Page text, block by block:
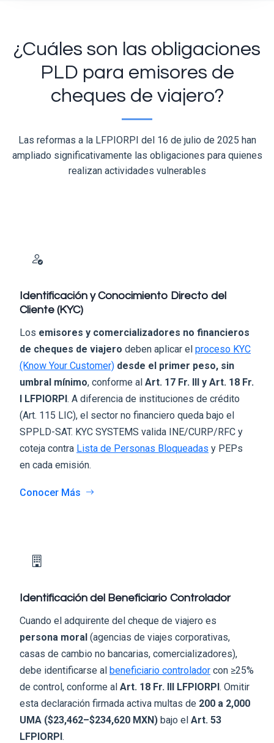
¿Cuáles son las obligaciones
PLD para emisores de
cheques de viajero?
Las reformas a la LFPIORPI del 16 de julio de 2025 han
ampliado significativamente las obligaciones para quienes
realizan actividades vulnerables
Identificación y Conocimiento Directo del
Cliente (KYC)
Los emisores y comercializadores no financieros
de cheques de viajero deben aplicar el proceso KYC
(Know Your Customer) desde el primer peso, sin
umbral mínimo, conforme al Art. 17 Fr. III y Art. 18 Fr.
I LFPIORPI. A diferencia de instituciones de crédito
(Art. 115 LIC), el sector no financiero queda bajo el
SPPLD-SAT. KYC SYSTEMS valida INE/CURP/RFC y
coteja contra Lista de Personas Bloqueadas y PEPs
en cada emisión.
Conocer Más
Identificación del Beneficiario Controlador
Cuando el adquirente del cheque de viajero es
persona moral (agencias de viajes corporativas,
casas de cambio no bancarias, comercializadores),
debe identificarse al beneficiario controlador con ≥25%
de control, conforme al Art. 18 Fr. III LFPIORPI. Omitir
esta declaración firmada activa multas de 200 a 2,000
UMA ($23,462–$234,620 MXN) bajo el Art. 53
LFPIORPI.